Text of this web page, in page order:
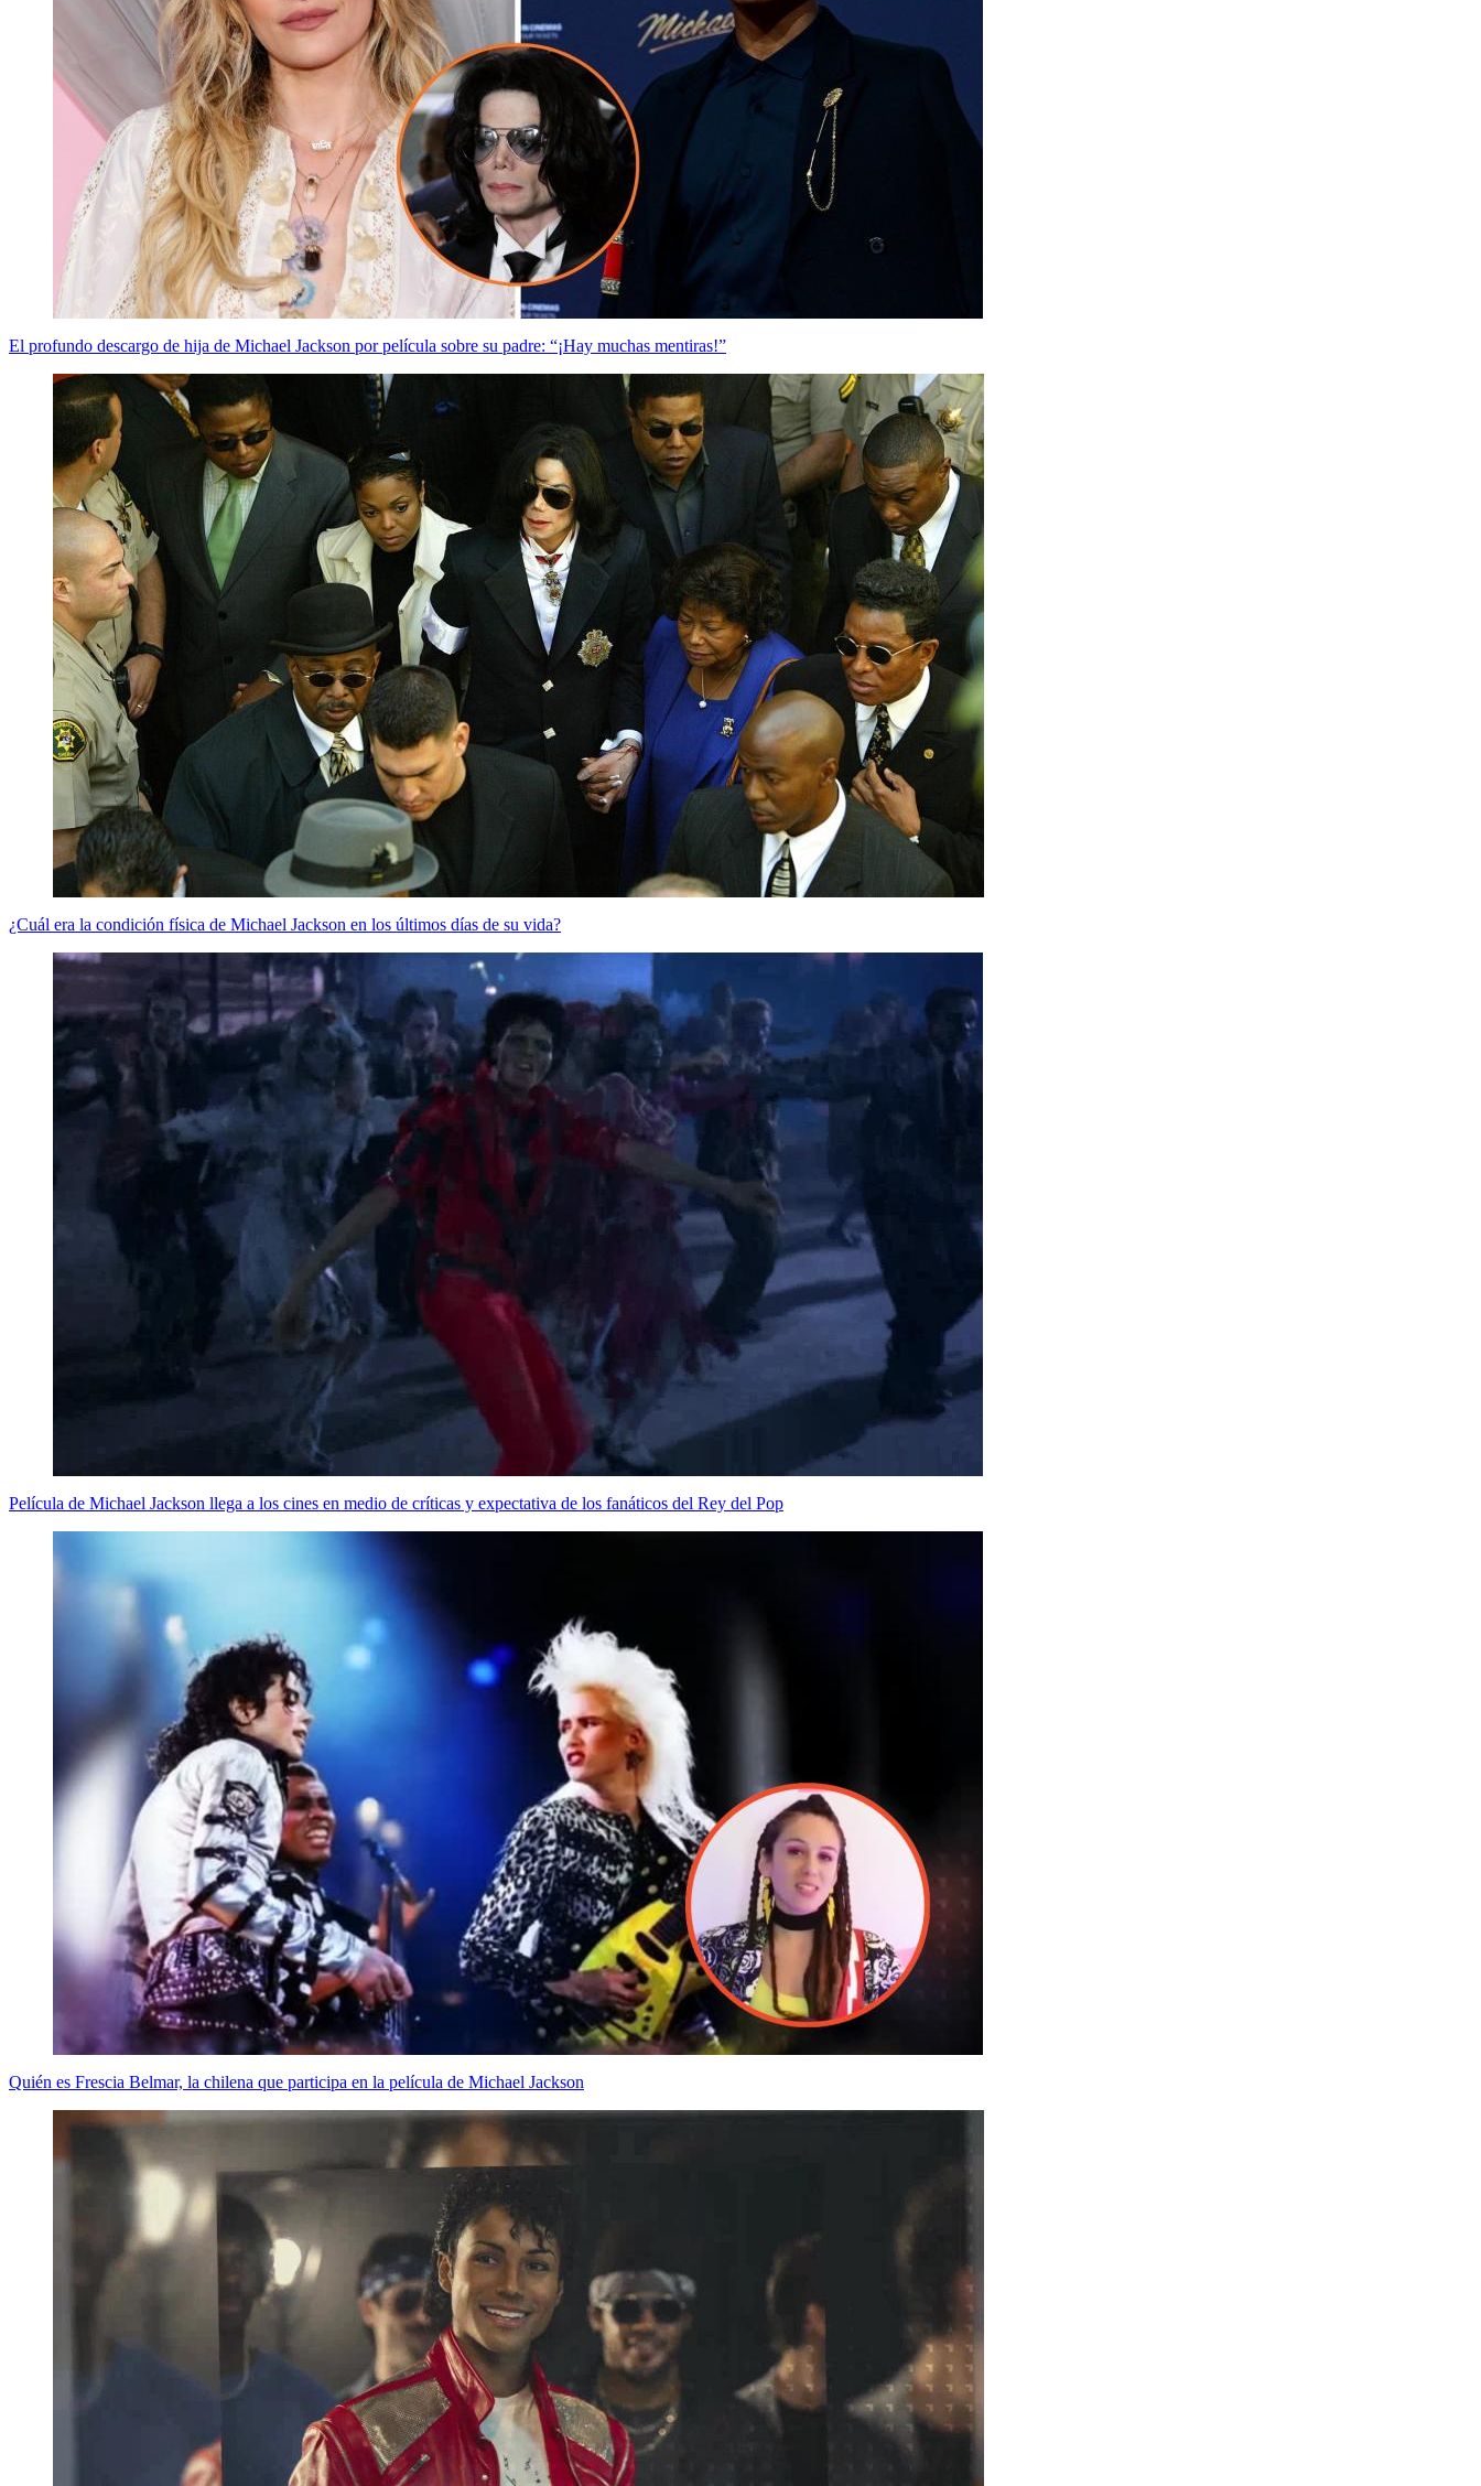
El profundo descargo de hija de Michael Jackson por película sobre su padre: “¡Hay muchas mentiras!”
¿Cuál era la condición física de Michael Jackson en los últimos días de su vida?
Película de Michael Jackson llega a los cines en medio de críticas y expectativa de los fanáticos del Rey del Pop
Quién es Frescia Belmar, la chilena que participa en la película de Michael Jackson